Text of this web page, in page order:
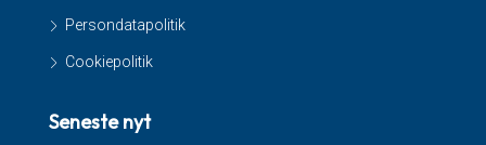
Persondatapolitik
Cookiepolitik
Seneste nyt